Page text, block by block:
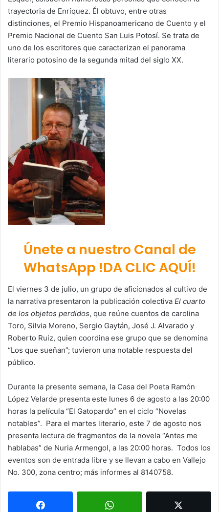
trayectoria de Enríquez. Él obtuvo, entre otras
distinciones, el Premio Hispanoamericano de Cuento y el
Premio Nacional de Cuento San Luis Potosí. Se trata de
uno de los escritores que caracterizan el panorama
literario potosino de la segunda mitad del siglo XX.
Únete a nuestro Canal de
WhatsApp !DA CLIC AQUÍ!
El viernes 3 de julio, un grupo de aficionados al cultivo de
la narrativa presentaron la publicación colectiva El cuarto
de los objetos perdidos, que reúne cuentos de carolina
Toro, Silvia Moreno, Sergio Gaytán, José J. Alvarado y
Roberto Ruiz, quien coordina ese grupo que se denomina
“Los que sueñan”; tuvieron una notable respuesta del
público.
Durante la presente semana, la Casa del Poeta Ramón
López Velarde presenta este lunes 6 de agosto a las 20:00
horas la película “El Gatopardo” en el ciclo “Novelas
notables”. Para el martes literario, este 7 de agosto nos
presenta lectura de fragmentos de la novela “Antes me
hablabas” de Nuria Armengol, a las 20:00 horas. Todos los
eventos son de entrada libre y se llevan a cabo en Vallejo
No. 300, zona centro; más informes al 8140758.